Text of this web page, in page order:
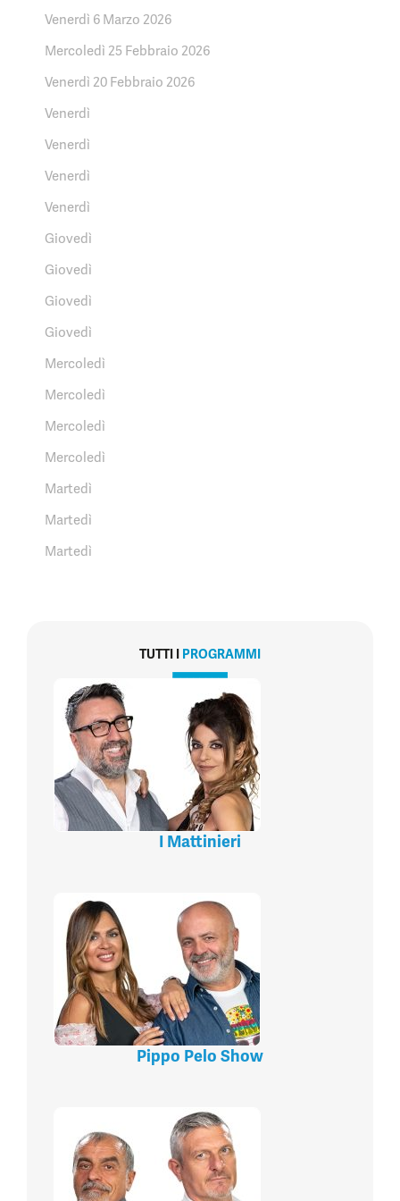
Venerdì 6 Marzo 2026
Mercoledì 25 Febbraio 2026
Venerdì 20 Febbraio 2026
Venerdì
Venerdì
Venerdì
Venerdì
Giovedì
Giovedì
Giovedì
Giovedì
Mercoledì
Mercoledì
Mercoledì
Mercoledì
Martedì
Martedì
Martedì
TUTTI I PROGRAMMI
I Mattinieri
Pippo Pelo Show